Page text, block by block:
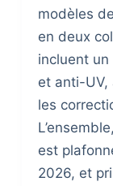
modèles
en deux
incluent
et anti-UV,
les
est
2026, et